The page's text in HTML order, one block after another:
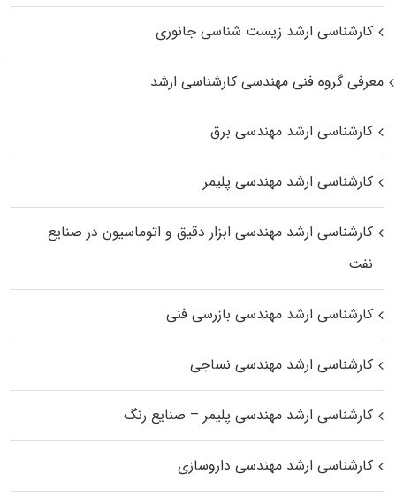
کارشناسی ارشد زیست‌ شناسی جانوری
معرفی گروه فنی مهندسی کارشناسی ارشد
کارشناسی ارشد مهندسی برق
کارشناسی ارشد مهندسی پلیمر
کارشناسی ارشد مهندسی ابزار دقیق و اتوماسیون در صنایع
نفت
کارشناسی ارشد مهندسی بازرسی فنی
کارشناسی ارشد مهندسی نساجی
کارشناسی ارشد مهندسی پلیمر – صنایع رنگ
کارشناسی ارشد مهندسی داروسازی